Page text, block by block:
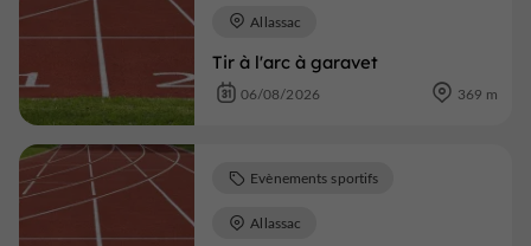
Tir à l'arc à garavet
Allassac
06/08/2026 369 m
Evènements sportifs
Allassac